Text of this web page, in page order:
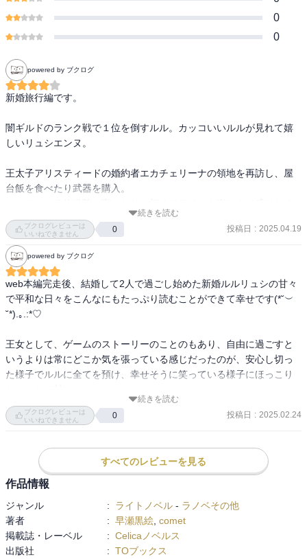
0
0
powered by ブクログ
新婚旅行編です。
闇ギルドのランク戦で１位を倒すルル。カッコいいルルが見れて嬉
しいリュシエンヌ。
王太子アリスティードの婚約者エカチェリーナの領地を再訪し、屋
台飯を食べたり武器を購入。
さん。
次はルルの師匠訪問です。
続きを読む
ブクログレビューは
いいねできません
0 投稿日 : 2025.04.19
powered by ブクログ
web本編完走後、結婚して2人で過ごし始めた新婚ルルリュシの甘々
で平和な日々をこんなにもたっぷり読むことができて幸せです(*˘︶
˘*).｡.:*♡
王女として、ゲームのストーリーのことのもあり、自由に過ごすと
いうよりは常にどこか気を張っている感じだったのが、安心し切っ
た様子でルルに全てを預け、幸せそうに笑っている様子にほっこり
一方のルルも暗殺者という仕事のこともあり寝る時や休憩中でもす
ぐに動けるように、また敵に居場所を悟られないようにと控えてい
や好みみたいなものも垣間見えてしっかり新婚さんしてるんだなぁ
と微笑ましかったです⟡.*
盛りだくさんで楽しかったです(❁´ω`❁)
夫婦らしい甘さも増えてにっこりしちゃいました(*´艸`*)♡
続きを読む
ブクログレビューは
いいねできません
0 投稿日 : 2025.02.24
すべてのレビューを見る
作品情報
ジャンル : ライトノベル - ラノベその他
著者
: 早瀬黒絵 comet
掲載誌・レーベル
: Celicaノベルス
出版社
: TOブックス